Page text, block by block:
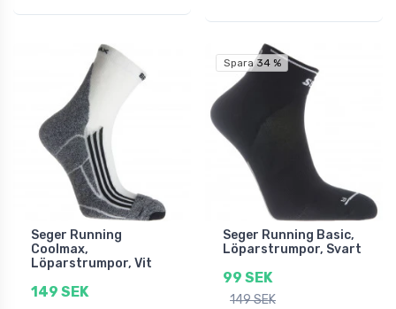
Seger Running
Coolmax,
Löparstrumpor, Vit
149 SEK
Spara 34 %
Seger Running Basic,
Löparstrumpor, Svart
99 SEK
149 SEK